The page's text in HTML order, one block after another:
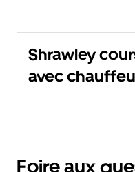
Shrawley
avec
Foire aux